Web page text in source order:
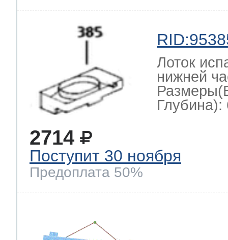
Лоток
нижней
Глубина):
2714
Поступит 30 ноября
Предоплата 50%